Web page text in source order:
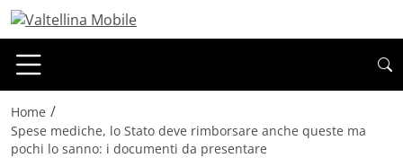
Home /
Spese mediche, lo Stato deve rimborsare anche queste ma
pochi lo sanno: i documenti da presentare